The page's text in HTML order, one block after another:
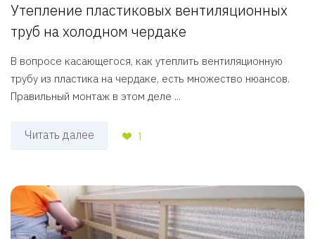
Утепление пластиковых вентиляционных
труб на холодном чердаке
В вопросе касающегося, как утеплить вентиляционную
трубу из пластика на чердаке, есть множество нюансов.
Правильный монтаж в этом деле ...
Читать далее 1